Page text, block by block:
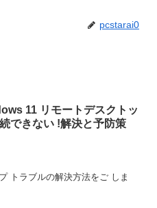
pcstarai0
11 リモートデスクトッ
できない !解決と予防策
トラブルの解決方法をご しま